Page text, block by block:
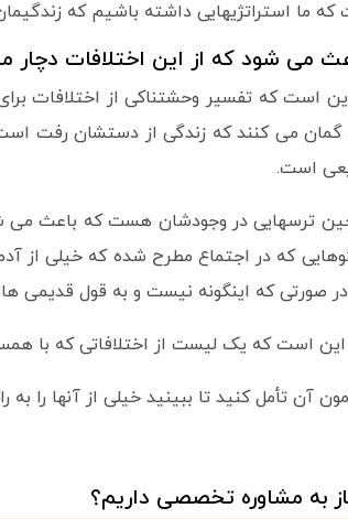
ما استراتژیهایی داشته باشیم که
می شود که از این اختلافات
است که تفسیر وحشتناکی از اختلافات
می کنند که زندگی از دستشان رفت است.
است.
ترسهایی در وجودشان هست که باعث می
که در اجتماع مطرح شده که خیلی از
صورتی که اینگونه نیست و به قول قدیمی
این است که یک لیست از اختلافاتی که با
آن تأمل کنید تا ببینید خیلی از آنها را
به مشاوره تخصصی داریم؟